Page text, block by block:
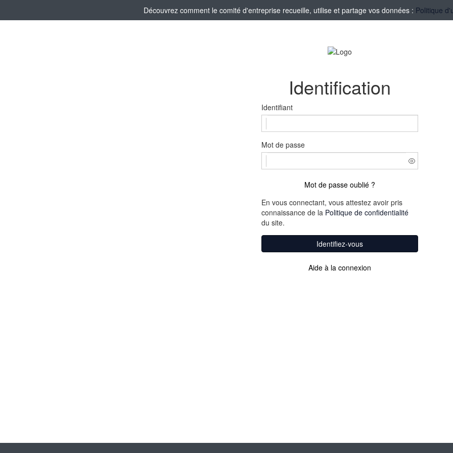
Découvrez comment le comité d'entreprise recueille, utilise et partage vos données : Politique
Identification
Identifiant
Mot de passe
Mot de passe oublié ?
En vous connectant, vous attestez avoir pris
connaissance de la Politique de confidentialité
du site.
Identifiez-vous
Aide à la connexion